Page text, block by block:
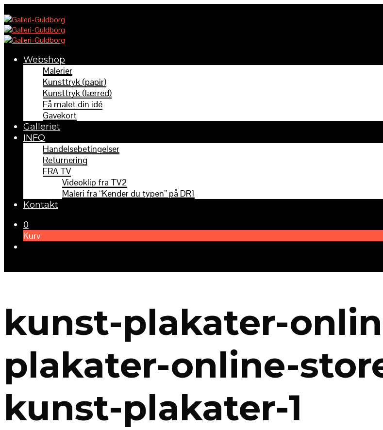
Webshop
Malerier
Kunsttryk (papir)
Kunsttryk (lærred)
Få malet din idé
Gavekort
Galleriet
INFO
Handelsebetingelser
Returnering
FRA TV
Videoklip fra TV2
Maleri fra “Kender du typen” på DR1
Kontakt
0
Kurv
kunst-plakater-
plakater-online-
kunst-plakater-1